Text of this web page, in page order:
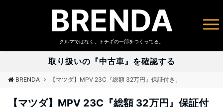
BRENDA
クルマではなく、トチギの一部をつくってる。
取り扱いの『中古車』を確認する
BRENDA 【マツダ】MPV 23C『総額 32万円』保証付き。
【マツダ】MPV 23C『総額 32万円』保証付